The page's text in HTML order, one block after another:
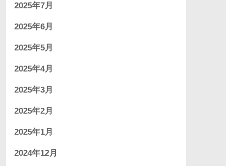
2025年7月
2025年6月
2025年5月
2025年4月
2025年3月
2025年2月
2025年1月
2024年12月